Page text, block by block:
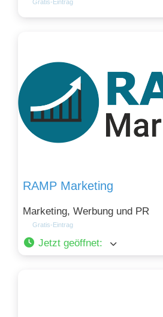
Gratis-Eintrag
RAMP Marketing
Marketing, Werbung und PR
Gratis-Eintrag
Jetzt geöffnet: